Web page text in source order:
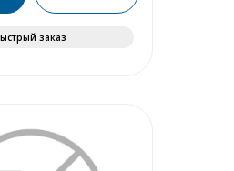
заказ